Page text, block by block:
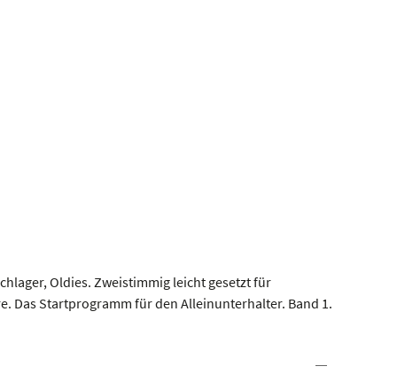
Oldies. Zweistimmig leicht gesetzt für
Das Startprogramm für den Alleinunterhalter. Band 1.